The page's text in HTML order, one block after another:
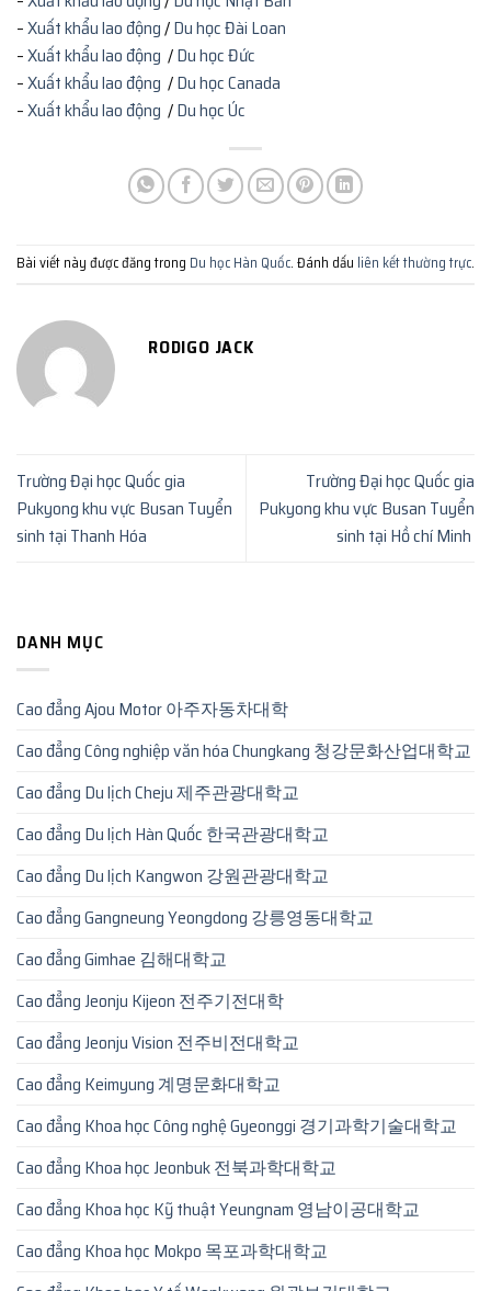
–Xuất khẩu lao động/Du học Đài Loan
–Xuất khẩu lao động /Du học Đức
–Xuất khẩu lao động /Du học Canada
–Xuất khẩu lao động /Du học Úc
Bài viết này được đăng trong Du học Hàn Quốc. Đánh dấu liên kết thường trực.
RODIGO JACK
Trường Đại học Quốc gia
Pukyong khu vực Busan Tuyển
sinh tại Thanh Hóa
Trường Đại học Quốc gia
Pukyong khu vực Busan Tuyển
sinh tại Hồ chí Minh
DANH MỤC
Cao đẳng Ajou Motor 아주자동차대학
Cao đẳng Công nghiệp văn hóa Chungkang 청강문화산업대학교
Cao đẳng Du lịch Cheju 제주관광대학교
Cao đẳng Du lịch Hàn Quốc 한국관광대학교
Cao đẳng Du lịch Kangwon 강원관광대학교
Cao đẳng Gangneung Yeongdong 강릉영동대학교
Cao đẳng Gimhae 김해대학교
Cao đẳng Jeonju Kijeon 전주기전대학
Cao đẳng Jeonju Vision 전주비전대학교
Cao đẳng Keimyung 계명문화대학교
Cao đẳng Khoa học Công nghệ Gyeonggi 경기과학기술대학교
Cao đẳng Khoa học Jeonbuk 전북과학대학교
Cao đẳng Khoa học Kỹ thuật Yeungnam 영남이공대학교
Cao đẳng Khoa học Mokpo 목포과학대학교